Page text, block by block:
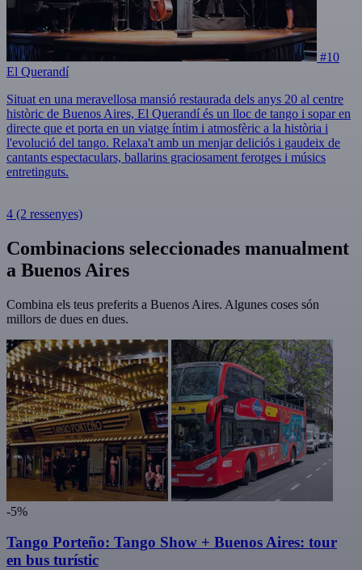
#10
El Querandí
Situat en una meravellosa mansió restaurada dels anys 20 al centre
històric de Buenos Aires, El Querandí és un lloc de tango i sopar en
directe que et porta en un viatge íntim i atmosfèric a la història i
l'evolució del tango. Relaxa't amb un menjar deliciós i gaudeix de
cantants espectaculars, ballarins graciosament ferotges i músics
entretinguts.
4 (2 ressenyes)
Combinacions seleccionades manualment
a Buenos Aires
Combina els teus preferits a Buenos Aires. Algunes coses són
millors de dues en dues.
-5%
Tango Porteño: Tango Show + Buenos Aires: tour
en bus turístic